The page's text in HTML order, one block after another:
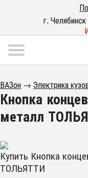
г.
ВАЗон → Электрика
Кнопка
металл
Купить Кнопка
ТОЛЬЯТТИ